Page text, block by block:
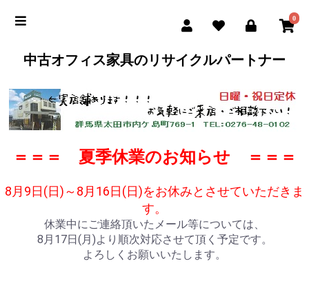
0
中古オフィス家具のリサイクルパートナー
＝＝＝ 夏季休業のお知らせ ＝＝＝
8月9日(日)～8月16日(日)をお休みとさせていただきま
す。
休業中にご連絡頂いたメール等については、
8月17日(月)より順次対応させて頂く予定です。
よろしくお願いいたします。